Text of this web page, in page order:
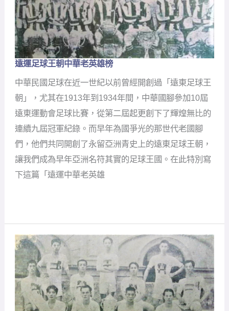
遠運足球王朝中華老英雄榜
中華民國足球在近一世紀以前曾經開創過「遠東足球王
朝」，尤其在1913年到1934年間，中華國腳參加10屆
遠東運動會足球比賽，從第二屆起更創下了輝煌無比的
連續九屆冠軍紀錄。而早年為國爭光的那世代老國腳
們，他們共同開創了永留亞洲青史上的遠東足球王朝，
讓我們成為早年亞洲名符其實的足球王國。在此特別寫
下這篇「遠運中華老英雄
遠
足
球
王
朝
中
華
老
英
雄
榜